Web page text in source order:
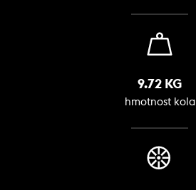
9.72 KG
hmotnost kola